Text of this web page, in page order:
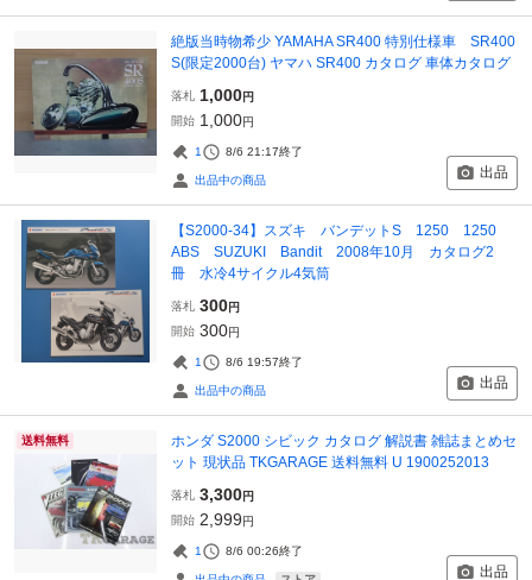
絶版当時物希少 YAMAHA SR400 特別仕様車 SR400
S(限定2000台) ヤマハ SR400 カタログ 車体カタログ
落札 1,000円
開始 1,000円
1 8/6 21:17終了
出品中の商品 出品
【S2000-34】スズキ バンデットS 1250 1250
ABS SUZUKI Bandit 2008年10月 カタログ2
冊 水冷4サイクル4気筒
落札 300円
開始 300円
1 8/6 19:57終了
出品中の商品 出品
送料無料
ホンダ S2000 シビック カタログ 解説書 雑誌まとめセ
ット 現状品 TKGARAGE 送料無料 U 1900252013
落札 3,300円
開始 2,999円
1 8/6 00:26終了
出品